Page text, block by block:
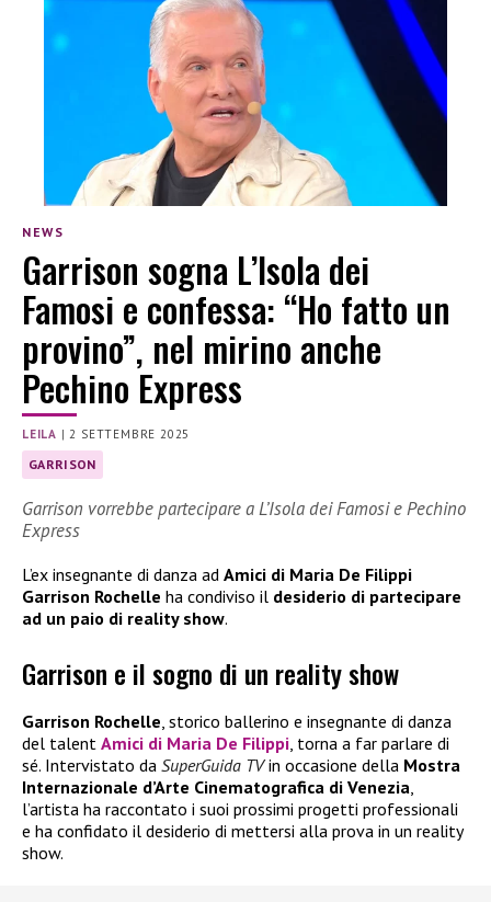
NEWS
Garrison sogna L’Isola dei
Famosi e confessa: “Ho fatto un
provino”, nel mirino anche
Pechino Express
LEILA |2 SETTEMBRE 2025
GARRISON
Garrison vorrebbe partecipare a L’Isola dei Famosi e Pechino
Express
L’ex insegnante di danza ad Amici di Maria De Filippi
Garrison Rochelle ha condiviso il desiderio di partecipare
ad un paio di reality show.
Garrison e il sogno di un reality show
Garrison Rochelle, storico ballerino e insegnante di danza
del talent Amici di Maria De Filippi, torna a far parlare di
sé. Intervistato da SuperGuida TVin occasione della Mostra
Internazionale d’Arte Cinematografica di Venezia,
l’artista ha raccontato i suoi prossimi progetti professionali
e ha confidato il desiderio di mettersi alla prova in un reality
show.